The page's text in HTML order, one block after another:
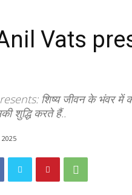
Vats
शिष्य जीवन के भंवर में
शुद्धि करते हैं..
2025